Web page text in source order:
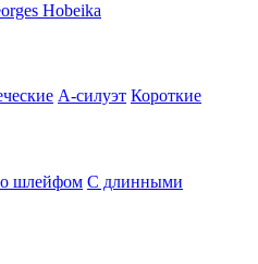
А-силуэт Короткие
шлейфом С длинными